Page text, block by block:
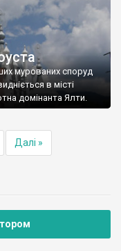
мурованих споруд
в місті
домінанта Ялти.
Далі »